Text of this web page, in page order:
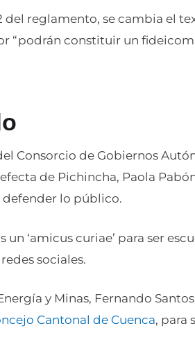
del reglamento, se cambia el
“podrán constituir un
Consorcio de Gobiernos
de Pichincha, Paola
defender lo público.
un ‘amicus curiae’ para ser
sociales.
y Minas, Fernando
Cantonal de Cuenca, para